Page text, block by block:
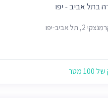
בתל אביב - יפו
2, תל אביב-יפו
מטר